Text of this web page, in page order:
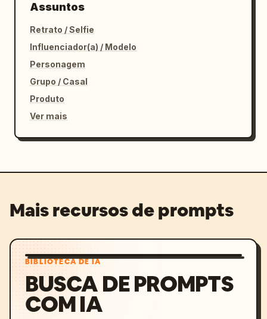
Assuntos
Retrato / Selfie
Influenciador(a) / Modelo
Personagem
Grupo / Casal
Produto
Ver mais
Mais recursos de prompts
BIBLIOTECA DE IA
BUSCA DE PROMPTS
COM IA